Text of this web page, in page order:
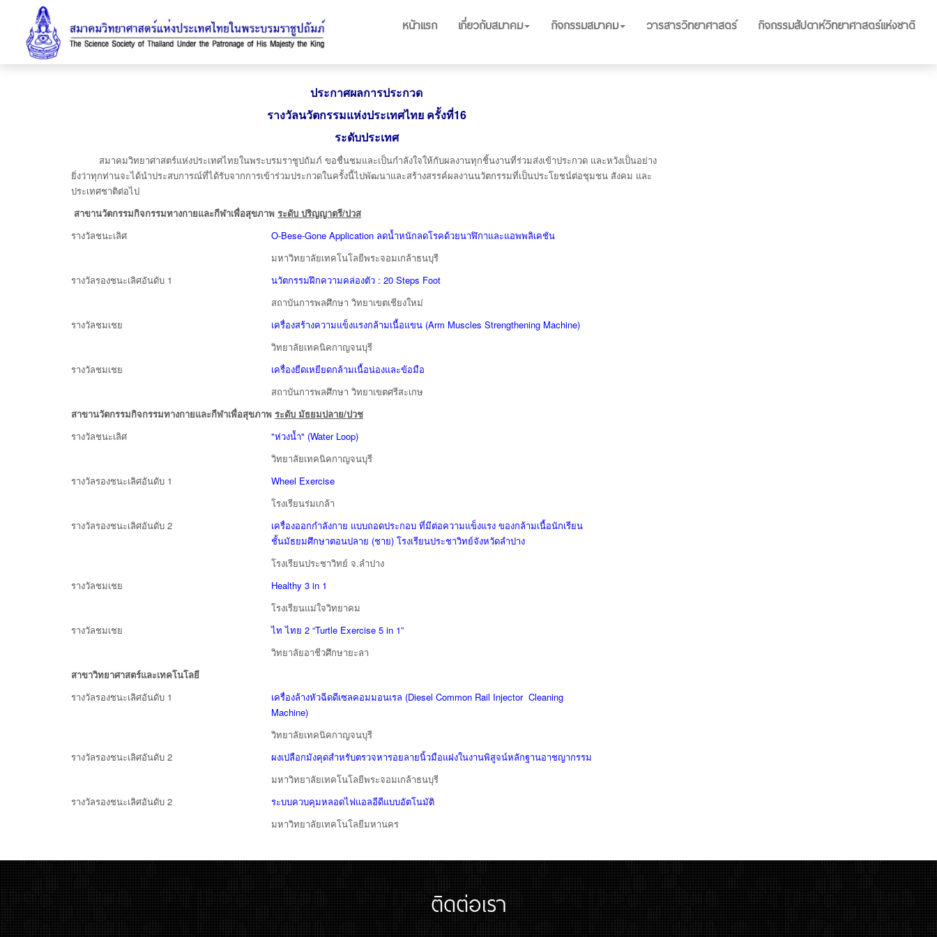
หน้าแรก เกี่ยวกับสมาคม กิจกรรมสมาคม วารสารวิทยาศาสตร์ กิจกรรมสัปดาห์วิทยาศาสตร์แห่งชาติ
ประกาศผลการประกวด
รางวัลนวัตกรรมแห่งประเทศไทย ครั้งที่16
ระดับประเทศ
สมาคมวิทยาศาสตร์แห่งประเทศไทยในพระบรมราชูปถัมภ์ ขอชื่นชมและเป็นกำลังใจให้กับผลงานทุกชิ้นงานที่ร่วมส่งเข้าประกวด และหวังเป็นอย่าง
ยิ่งว่าทุกท่านจะได้นำประสบการณ์ที่ได้รับจากการเข้าร่วมประกวดในครั้งนี้ไปพัฒนาและสร้างสรรค์ผลงานนวัตกรรมที่เป็นประโยชน์ต่อชุมชน สังคม และ
ประเทศชาติต่อไป
สาขานวัตกรรมกิจกรรมทางกายและกีฬาเพื่อสุขภาพ ระดับ ปริญญาตรี/ปวส
รางวัลชนะเลิศ
O-Bese-Gone Application ลดน้ำหนักลดโรคด้วยนาฬิกาและแอพพลิเคชัน
มหาวิทยาลัยเทคโนโลยีพระจอมเกล้าธนบุรี
รางวัลรองชนะเลิศอันดับ 1
นวัตกรรมฝึกความคล่องตัว : 20 Steps Foot
สถาบันการพลศึกษา วิทยาเขตเชียงใหม่
รางวัลชมเชย
เครื่องสร้างความแข็งแรงกล้ามเนื้อแขน (Arm Muscles Strengthening Machine)
วิทยาลัยเทคนิคกาญจนบุรี
รางวัลชมเชย
เครื่องยืดเหยียดกล้ามเนื้อน่องและข้อมือ
สถาบันการพลศึกษา วิทยาเขตศรีสะเกษ
สาขานวัตกรรมกิจกรรมทางกายและกีฬาเพื่อสุขภาพ ระดับ มัธยมปลาย/ปวช
รางวัลชนะเลิศ
"ห่วงน้ำ" (Water Loop)
วิทยาลัยเทคนิคกาญจนบุรี
รางวัลรองชนะเลิศอันดับ 1
Wheel Exercise
โรงเรียนร่มเกล้า
รางวัลรองชนะเลิศอันดับ 2
เครื่องออกกำลังกาย แบบถอดประกอบ ที่มีต่อความแข็งแรง ของกล้ามเนื้อนักเรียน
ชั้นมัธยมศึกษาตอนปลาย (ชาย) โรงเรียนประชาวิทย์จังหวัดลำปาง
โรงเรียนประชาวิทย์ จ.ลำปาง
รางวัลชมเชย
Healthy 3 in 1
โรงเรียนแม่ใจวิทยาคม
รางวัลชมเชย
ไท ไทย 2 “Turtle Exercise 5 in 1”
วิทยาลัยอาชีวศึกษายะลา
สาขาวิทยาศาสตร์และเทคโนโลยี
รางวัลรองชนะเลิศอันดับ 1
เครื่องล้างหัวฉีดดีเซลคอมมอนเรล (Diesel Common Rail Injector Cleaning
Machine)
วิทยาลัยเทคนิคกาญจนบุรี
รางวัลรองชนะเลิศอันดับ 2
ผงเปลือกมังคุดสำหรับตรวจหารอยลายนิ้วมือแฝงในงานพิสูจน์หลักฐานอาชญากรรม
มหาวิทยาลัยเทคโนโลยีพระจอมเกล้าธนบุรี
รางวัลรองชนะเลิศอันดับ 2
ระบบควบคุมหลอดไฟแอลอีดีแบบอัตโนมัติ
มหาวิทยาลัยเทคโนโลยีมหานคร
ติดต่อเรา